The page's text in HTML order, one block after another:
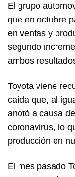
El grupo
que en octubre
en ventas y
segundo
ambos
Toyota viene
caída que, al
anotó a causa
coronavirus, lo
producción en
El mes pasado